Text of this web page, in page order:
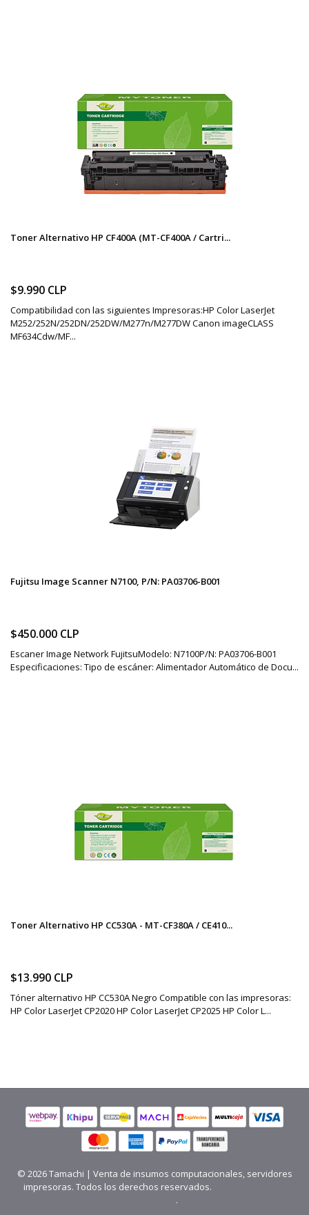
Toner Alternativo HP CF400A (MT-CF400A / Cartri...
$9.990 CLP
Compatibilidad con las siguientes Impresoras:HP Color LaserJet
M252/252N/252DN/252DW/M277n/M277DW Canon imageCLASS
MF634Cdw/MF...
Fujitsu Image Scanner N7100, P/N: PA03706-B001
$450.000 CLP
Escaner Image Network FujitsuModelo: N7100P/N: PA03706-B001
Especificaciones: Tipo de escáner: Alimentador Automático de Docu...
Toner Alternativo HP CC530A - MT-CF380A / CE410...
$13.990 CLP
Tóner alternativo HP CC530A Negro Compatible con las impresoras:
HP Color LaserJet CP2020 HP Color LaserJet CP2025 HP Color L...
© 2026 Tamachi | Venta de insumos computacionales, servidores
impresoras. Todos los derechos reservados.
.